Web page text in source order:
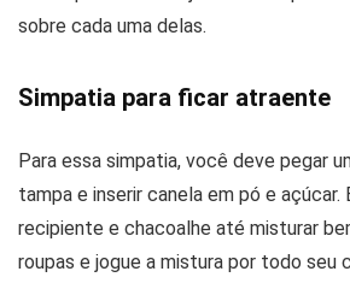
sobre cada uma delas.
Simpatia para ficar atraente
Para essa simpatia, você deve pegar
tampa e inserir canela em pó e açúcar.
recipiente e chacoalhe até misturar
roupas e jogue a mistura por todo seu